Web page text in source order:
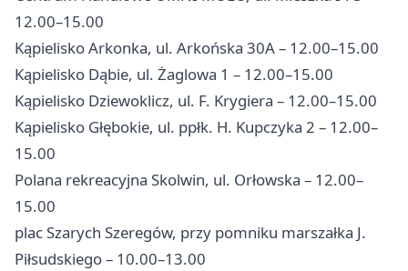
12.00–15.00
Kąpielisko Arkonka, ul. Arkońska 30A – 12.00–15.00
Kąpielisko Dąbie, ul. Żaglowa 1 – 12.00–15.00
Kąpielisko Dziewoklicz, ul. F. Krygiera – 12.00–15.00
Kąpielisko Głębokie, ul. ppłk. H. Kupczyka 2 – 12.00–
15.00
Polana rekreacyjna Skolwin, ul. Orłowska – 12.00–
15.00
plac Szarych Szeregów, przy pomniku marszałka J.
Piłsudskiego – 10.00–13.00